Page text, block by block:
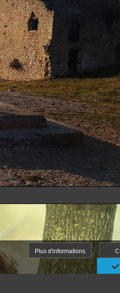
Plus d'informations